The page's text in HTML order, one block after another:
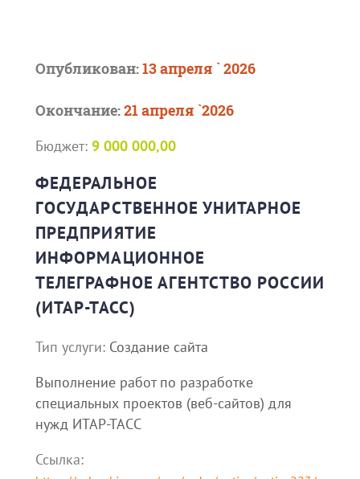
Опубликован:13 апреля ` 2026
Окончание:21 апреля `2026
Бюджет: 9 000 000,00
ФЕДЕРАЛЬНОЕ
ГОСУДАРСТВЕННОЕ УНИТАРНОЕ
ПРЕДПРИЯТИЕ
ИНФОРМАЦИОННОЕ
ТЕЛЕГРАФНОЕ АГЕНТСТВО РОССИИ
(ИТАР-ТАСС)
Тип услуги: Создание сайта
Выполнение работ по разработке
специальных проектов (веб-сайтов) для
нужд ИТАР-ТАСС
Ссылка: